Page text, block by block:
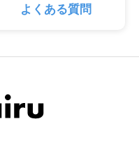
よくある質問